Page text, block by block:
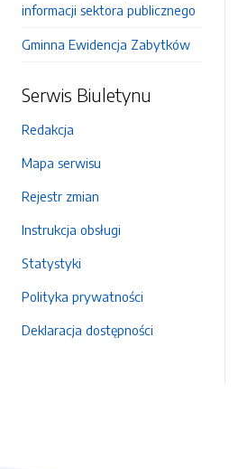
informacji sektora publicznego
Gminna Ewidencja Zabytków
Serwis Biuletynu
Redakcja
Mapa serwisu
Rejestr zmian
Instrukcja obsługi
Statystyki
Polityka prywatności
Deklaracja dostępności